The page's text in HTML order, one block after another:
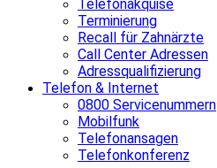
Telefonakquise
Terminierung
Recall für Zahnärzte
Call Center Adressen
Adressqualifizierung
Telefon & Internet
0800 Servicenummern
Mobilfunk
Telefonansagen
Telefonkonferenz